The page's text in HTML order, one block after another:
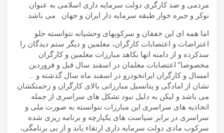
مردمی و ضد کارگری دولت سرمایه داری اسلامی به عنوان
نوکر و جیره خوار طبقه سرمایه دار ایران و جهان می باشد.
اما همه ای این خفقان و سرکوبهای وحشیانه نتوانسته جلو
اعتراضات و اعتصابات کارگران، معلمین و دیگر ستم دیدگان را
سدکرده و از دامنه انها بکاهد مبارزات معلمین و کارگران
مخصوصا” اعتصابات معلمان در اسفند سال قبل و فروردین
امسال و کارگران ایرانخودرو در اسفند ماه سال گذشته و …
نشان از امادگی و پتانسیل مبارزاتی بالای کارگران و زحمتکشان
می باشد و لیکن به دلیل نبود تشکل های سراسری از جمله
اتحادیه های سراسری این مبارزات نتوانسته به صورت ملی و
سراسری در برابر سیاست های یکپارچه و برنامه ریزی شده
سرکوب مادی دولت سرمایه داری ارتقاء یابد و از بی برنامگی،